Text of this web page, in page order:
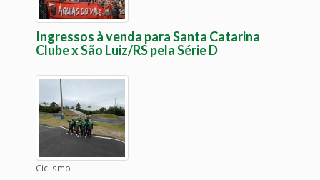
Ingressos à venda para Santa Catarina
Clube x São Luiz/RS pela Série D
Ciclismo